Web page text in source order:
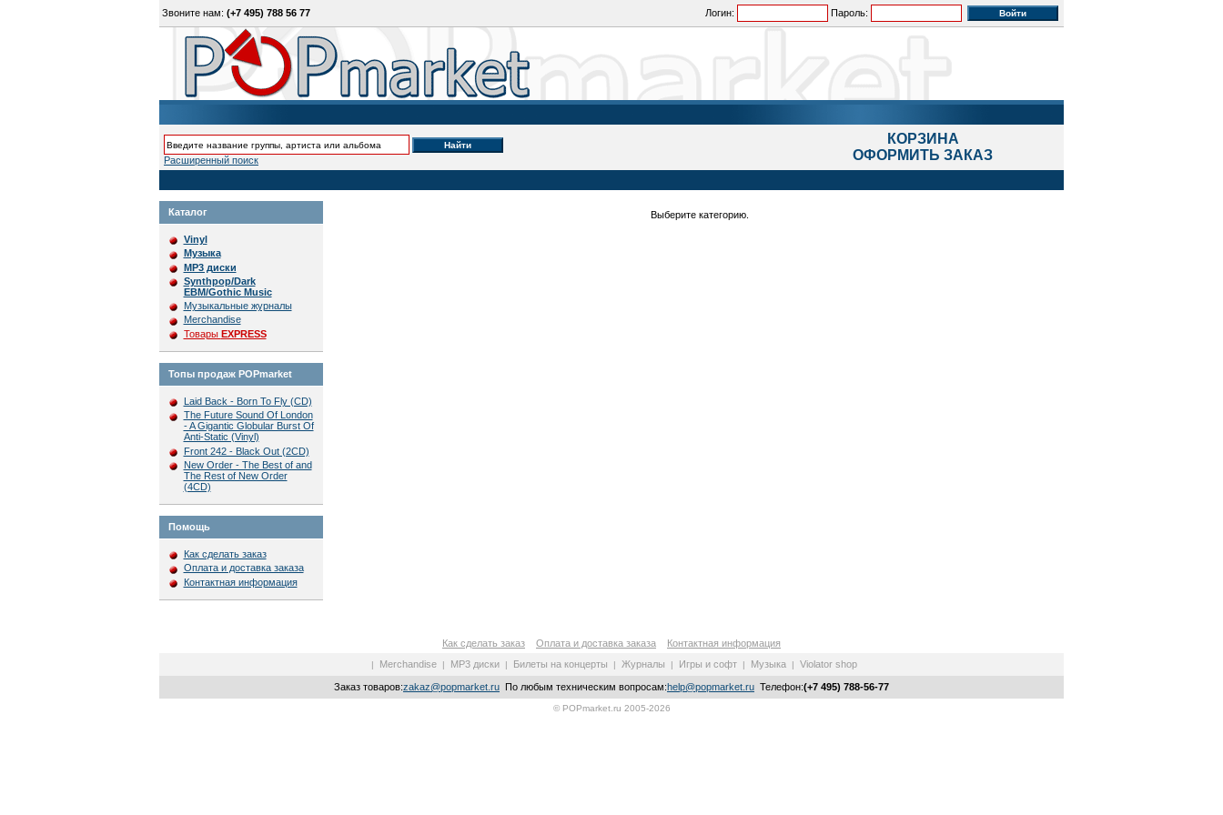
Звоните нам: (+7 495) 788 56 77 Логин: Пароль:
Расширенный поиск
КОРЗИНА
ОФОРМИТЬ ЗАКАЗ
Каталог
Vinyl
Музыка
MP3 диски
Synthpop/Dark
EBM/Gothic Music
Музыкальные журналы
Merchandise
Товары EXPRESS
Топы продаж POPmarket
Laid Back - Born To Fly (CD)
The Future Sound Of London
- A Gigantic Globular Burst Of
Anti-Static (Vinyl)
Front 242 - Black Out (2CD)
New Order - The Best of and
The Rest of New Order
(4CD)
Помощь
Как сделать заказ
Оплата и доставка заказа
Контактная информация
Выберите категорию.
Как сделать заказ Оплата и доставка заказа Контактная информация
| Merchandise | MP3 диски | Билеты на концерты | Журналы | Игры и софт | Музыка | Violator shop
Заказ товаров:zakaz@popmarket.ru По любым техническим вопросам:help@popmarket.ru Телефон:(+7 495) 788-56-77
© POPmarket.ru 2005-2026